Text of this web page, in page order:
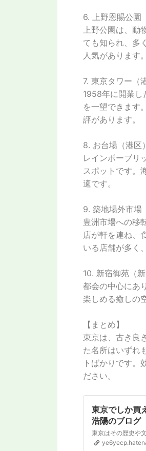
6. 上野恩賜公園
上野公園は、
ても知られ、多
人気があります。
7. 東京タワー（
1958年に開業し
を一望できます
評があります。
8. お台場（港区）
レインボーブリ
スポットです。
適です。
9. 築地場外市場
豊洲市場への移
店が軒を連ね、
いる店舗が多く
10. 新宿御苑（新
都会の中心にあ
楽しめる癒しの
【まとめ】
東京は、古き良
た名所はいずれ
トばかりです。
ださい。
東京でしか買
浩陽のブログ